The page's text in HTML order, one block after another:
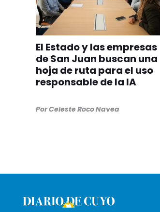
El Estado y las empresas
de San Juan buscan una
hoja de ruta para el uso
responsable de la IA
PorCeleste Roco Navea